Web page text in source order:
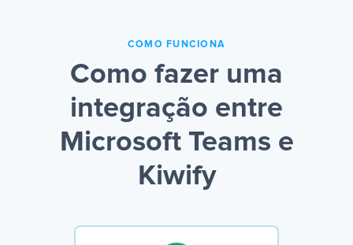
COMO FUNCIONA
Como fazer uma
integração entre
Microsoft Teams e
Kiwify